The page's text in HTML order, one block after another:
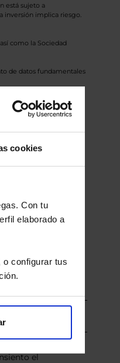
cookies
Con tu
elaborado a
o configurar tus
está sujeto a
inversión implica riesgo.
como la Sociedad
de datos fundamentales
de la sesión
Euro.
gratuito
el